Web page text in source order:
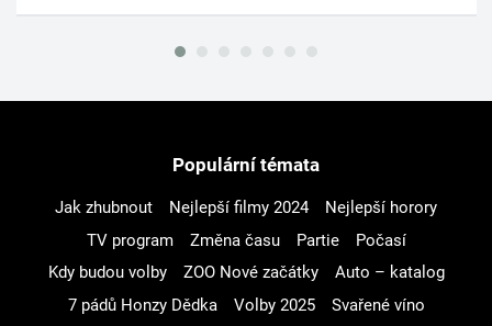
Populární témata
Jak zhubnout Nejlepší filmy 2024
Nejlepší horory
TV program
Změna času Partie
Počasí
Kdy budou volby
ZOO Nové začátky
Auto – katalog
7 pádů Honzy Dědka
Volby 2025
Svařené víno